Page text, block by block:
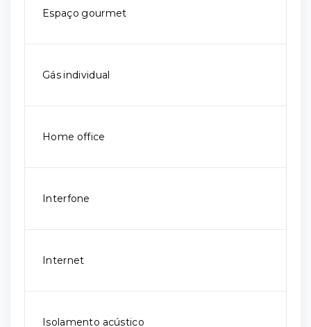
Espaço gourmet
Gás individual
Home office
Interfone
Internet
Isolamento acústico